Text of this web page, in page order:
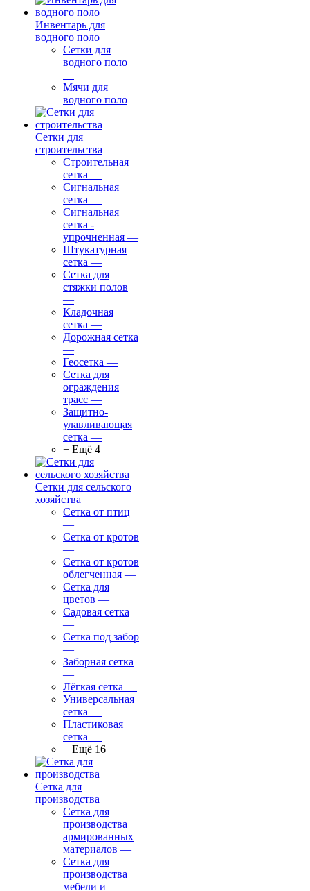
Инвентарь для
водного поло
Сетки для
водного поло
—
Мячи для
водного поло
Сетки для
строительства
Строительная
сетка —
Сигнальная
сетка —
Сигнальная
сетка -
упрочненная —
Штукатурная
сетка —
Сетка для
стяжки полов
—
Кладочная
сетка —
Дорожная сетка
—
Геосетка —
Сетка для
ограждения
трасс —
Защитно-
улавливающая
сетка —
+ Ещё 4
Сетки для сельского
хозяйства
Сетка от птиц
—
Сетка от кротов
—
Сетка от кротов
облегченная —
Сетка для
цветов —
Садовая сетка
—
Сетка под забор
—
Заборная сетка
—
Лёгкая сетка —
Универсальная
сетка —
Пластиковая
сетка —
+ Ещё 16
Сетка для
производства
Сетка для
производства
армированных
материалов —
Сетка для
производства
мебели и